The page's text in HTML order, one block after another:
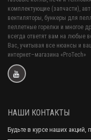
комплектующие (запчасти),
вентиляторы, бункеры для
пеллетные горелки и многое
всегда ответят вам на любые
Вас, учитывая все нюансы и
интернет–магазина «ProTech»
НАШИ КОНТАКТЫ
Будьте в курсе наших акций,